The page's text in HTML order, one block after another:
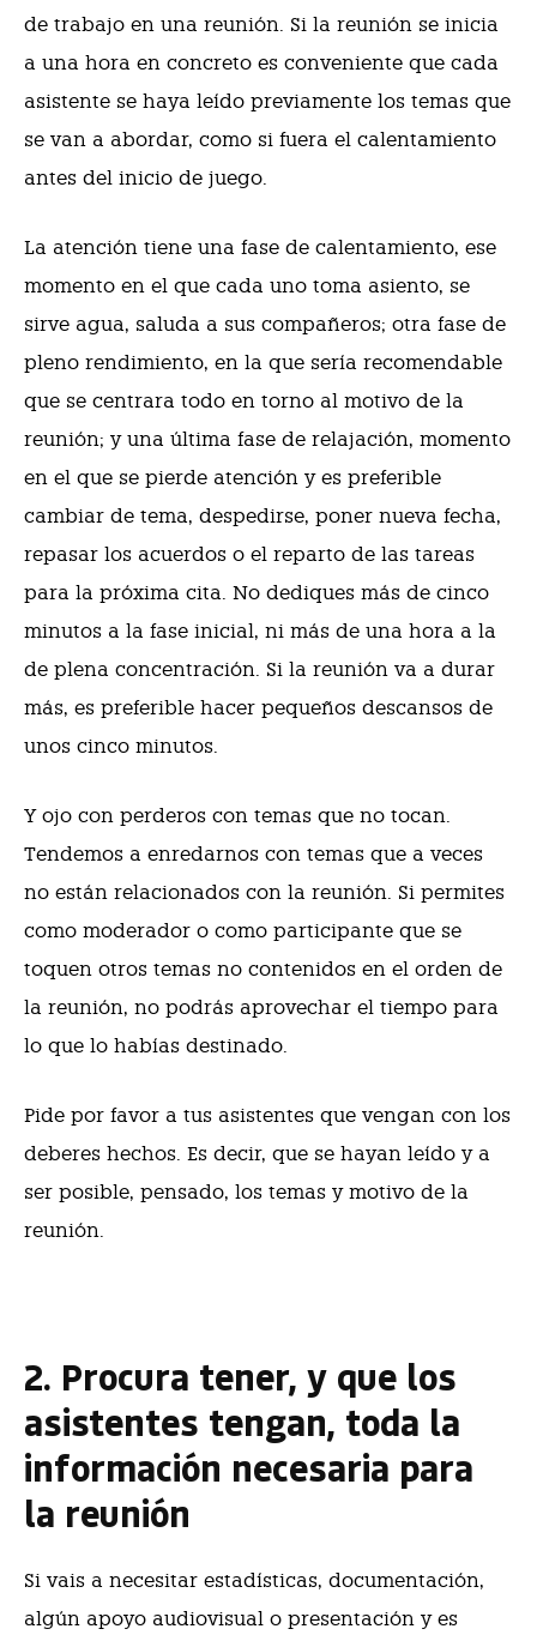
de trabajo en una reunión. Si la reunión se inicia
a una hora en concreto es conveniente que cada
asistente se haya leído previamente los temas que
se van a abordar, como si fuera el calentamiento
antes del inicio de juego.
La atención tiene una fase de calentamiento, ese
momento en el que cada uno toma asiento, se
sirve agua, saluda a sus compañeros; otra fase de
pleno rendimiento, en la que sería recomendable
que se centrara todo en torno al motivo de la
reunión; y una última fase de relajación, momento
en el que se pierde atención y es preferible
cambiar de tema, despedirse, poner nueva fecha,
repasar los acuerdos o el reparto de las tareas
para la próxima cita. No dediques más de cinco
minutos a la fase inicial, ni más de una hora a la
de plena concentración. Si la reunión va a durar
más, es preferible hacer pequeños descansos de
unos cinco minutos.
Y ojo con perderos con temas que no tocan.
Tendemos a enredarnos con temas que a veces
no están relacionados con la reunión. Si permites
como moderador o como participante que se
toquen otros temas no contenidos en el orden de
la reunión, no podrás aprovechar el tiempo para
lo que lo habías destinado.
Pide por favor a tus asistentes que vengan con los
deberes hechos. Es decir, que se hayan leído y a
ser posible, pensado, los temas y motivo de la
reunión.
2. Procura tener, y que los
asistentes tengan, toda la
información necesaria para
la reunión
Si vais a necesitar estadísticas, documentación,
algún apoyo audiovisual o presentación y es